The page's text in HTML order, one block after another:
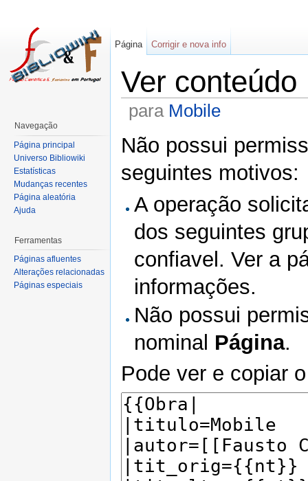
Ver conteúdo
para Mobile
Não possui
seguintes motivos:
A operação
dos seguintes
confiavel. Ver a
informações.
Não possui
nominal Página.
Pode ver e copiar
Página Corrigir e nova info
Navegação
Página principal
Universo Bibliowiki
Estatísticas
Mudanças recentes
Página aleatória
Ajuda
Ferramentas
Páginas afluentes
Alterações relacionadas
Páginas especiais